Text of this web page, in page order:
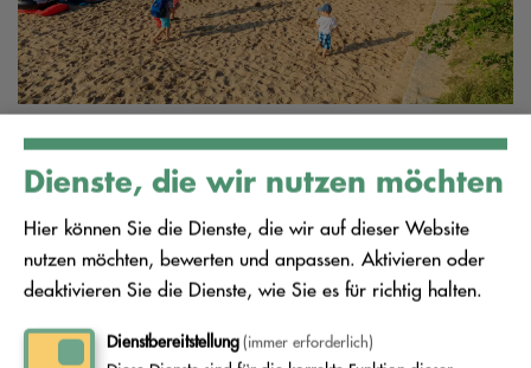
Zu schade zum
Wegwerfen
Dienste, die wir nutzen möchten
Hier können Sie die Dienste, die wir auf dieser Website
nutzen möchten, bewerten und anpassen. Aktivieren oder
deaktivieren Sie die Dienste, wie Sie es für richtig halten.
Dienstbereitstellung(immer erforderlich)